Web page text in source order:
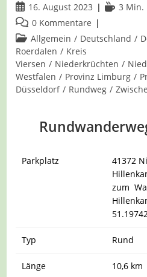
Beitrag
veröffentlicht:
16. August 2023
3 Min.
Beitrags-
Kommentare:
0 Kommentare
Beitrags-
Kategorie:
Allgemein / Deutschland /
Roerdalen / Kreis
Viersen / Niederkrüchten /
Westfalen / Provinz Limburg /
Düsseldorf / Rundweg /
Parkplatz
41372
zum
Typ Rund
Länge 10,6 km